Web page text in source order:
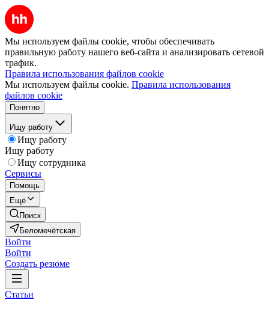
Мы используем файлы cookie, чтобы обеспечивать
правильную работу нашего веб-сайта и анализировать сетевой
трафик.
Правила использования файлов cookie
Мы используем файлы cookie. Правила использования
файлов cookie
Понятно
Ищу работу
Ищу работу
Ищу работу
Ищу сотрудника
Сервисы
Помощь
Ещё
Поиск
Беломечётская
Войти
Войти
Создать резюме
Статьи